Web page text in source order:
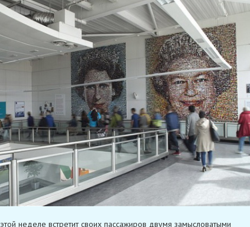
неделе встретит своих пассажиров двумя замысловатыми